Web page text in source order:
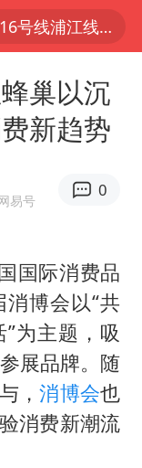
上海：5号线16号线浦江线全线停运
卷潜势
上海全域长途客运班次全部停运
沿海
王艺迪2-4不敌张本美和止步4强
国足U17与阿森纳决赛取消 并列冠军
上门女婿出轨女邻居多年被判重婚罪
斩棘》
师减少13.19万
巢以沉
新趋势
易号
0
国际消费品
博会以“共
为主题，吸
展品牌。随
，消博会也
消费新潮流